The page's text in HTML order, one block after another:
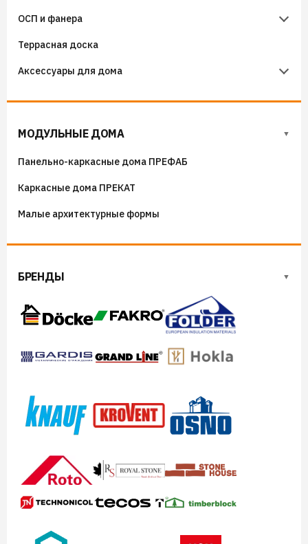
Гидроизоляция примыканий
ОСП и фанера
Фанера
ОСП (OSB) плиты
Террасная доска
Аксессуары для дома
МОДУЛЬНЫЕ ДОМА
Панельно-каркасные дома ПРЕФАБ
Каркасные дома ПРЕКАТ
Малые архитектурные формы
БРЕНДЫ